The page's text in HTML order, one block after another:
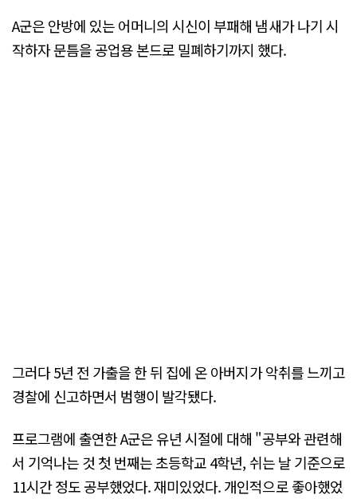
A군은 안방에 있는 어머니의 시신이 부패해 냄새가 나기 시
작하자 문틈을 공업용 본드로 밀폐하기까지 했다.
그러다 5년 전 가출을 한 뒤 집에 온 아버지가 악취를 느끼고
경찰에 신고하면서 범행이 발각됐다.
프로그램에 출연한 A군은 유년 시절에 대해 "공부와 관련해
서 기억나는 것 첫 번째는 초등학교 4학년, 쉬는 날 기준으로
11시간 정도 공부했었다. 재미있었다. 개인적으로 좋아했었